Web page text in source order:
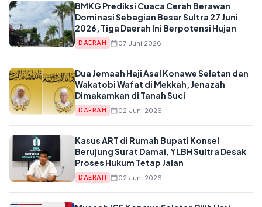
BMKG Prediksi Cuaca Cerah Berawan
Dominasi Sebagian Besar Sultra 27 Juni
2026, Tiga Daerah Ini Berpotensi Hujan
DAERAH 07 Juni 2026
Dua Jemaah Haji Asal Konawe Selatan dan
Wakatobi Wafat di Mekkah, Jenazah
Dimakamkan di Tanah Suci
DAERAH 02 Juni 2026
Kasus ART di Rumah Bupati Konsel
Berujung Surat Damai, YLBH Sultra Desak
Proses Hukum Tetap Jalan
DAERAH 02 Juni 2026